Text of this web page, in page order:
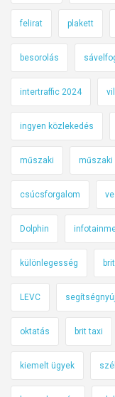
felirat plakett
besorolás
intertraffic 2024
ingyen közlekedés
műszaki műszaki
csúcsforgalom
Dolphin
különlegesség
LEVC
oktatás brit taxi
kiemelt ügyek